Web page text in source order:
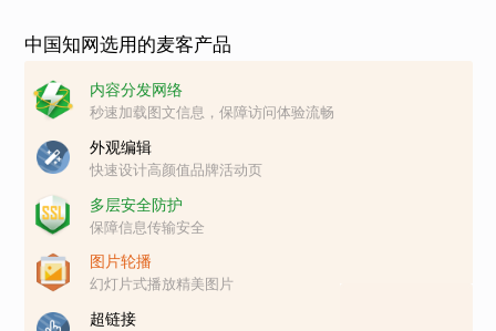
中国知网选用的麦客产品
内容分发网络
秒速加载图文信息，保障访问体验流畅
外观编辑
快速设计高颜值品牌活动页
多层安全防护
保障信息传输安全
图片轮播
幻灯片式播放精美图片
超链接